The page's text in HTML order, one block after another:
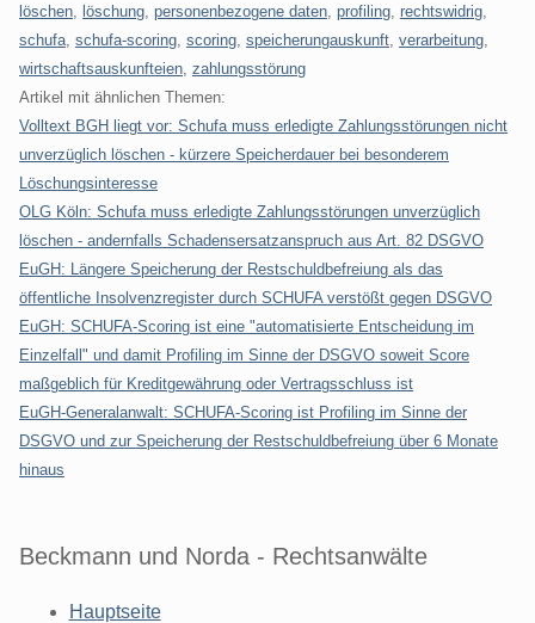
löschen
löschung personenbezogene daten profiling rechtswidrig
schufa schufa-scoring scoring speicherungauskunft verarbeitung
wirtschaftsauskunfteien zahlungsstörung
Artikel mit ähnlichen Themen:
Volltext BGH liegt vor: Schufa muss erledigte Zahlungsstörungen nicht
unverzüglich löschen - kürzere Speicherdauer bei besonderem
Löschungsinteresse
OLG Köln: Schufa muss erledigte Zahlungsstörungen unverzüglich
löschen - andernfalls Schadensersatzanspruch aus Art. 82 DSGVO
EuGH: Längere Speicherung der Restschuldbefreiung als das
öffentliche Insolvenzregister durch SCHUFA verstößt gegen DSGVO
EuGH: SCHUFA-Scoring ist eine "automatisierte Entscheidung im
Einzelfall" und damit Profiling im Sinne der DSGVO soweit Score
maßgeblich für Kreditgewährung oder Vertragsschluss ist
EuGH-Generalanwalt: SCHUFA-Scoring ist Profiling im Sinne der
DSGVO und zur Speicherung der Restschuldbefreiung über 6 Monate
hinaus
Beckmann und Norda - Rechtsanwälte
Hauptseite